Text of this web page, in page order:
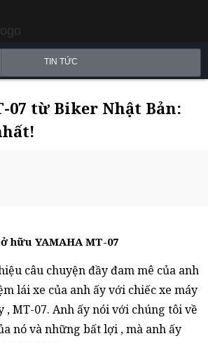
TIN TỨC
07 từ Biker Nhật Bản:
hữu YAMAHA MT-07
câu chuyện đầy đam mê của anh
lái xe của anh ấy với chiếc xe máy
, MT-07. Anh ấy nói với chúng tôi về
nó và những bất lợi , mà anh ấy